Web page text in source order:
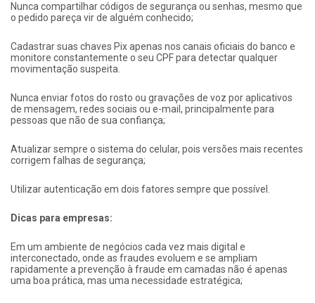
Nunca compartilhar códigos de segurança ou senhas, mesmo que
o pedido pareça vir de alguém conhecido;
Cadastrar suas chaves Pix apenas nos canais oficiais do banco e
monitore constantemente o seu CPF para detectar qualquer
movimentação suspeita.
Nunca enviar fotos do rosto ou gravações de voz por aplicativos
de mensagem, redes sociais ou e-mail, principalmente para
pessoas que não de sua confiança;
Atualizar sempre o sistema do celular, pois versões mais recentes
corrigem falhas de segurança;
Utilizar autenticação em dois fatores sempre que possível.
Dicas para empresas:
Em um ambiente de negócios cada vez mais digital e
interconectado, onde as fraudes evoluem e se ampliam
rapidamente a prevenção à fraude em camadas não é apenas
uma boa prática, mas uma necessidade estratégica;